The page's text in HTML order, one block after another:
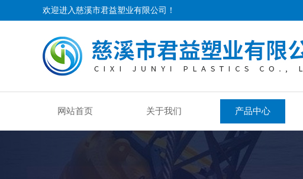
欢迎进入慈溪市君益塑业有限公司！
网站首页 关于我们 产品中心